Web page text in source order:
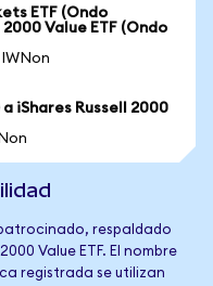
ETF (Ondo
Value ETF (Ondo
iShares Russell 2000
respaldado
Value ETF. El nombre
registrada se utilizan